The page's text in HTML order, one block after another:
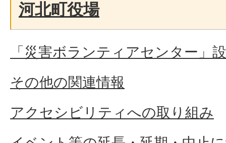
河北町役場
「災害ボランティアセンター」
その他の関連情報
アクセシビリティへの取り組み